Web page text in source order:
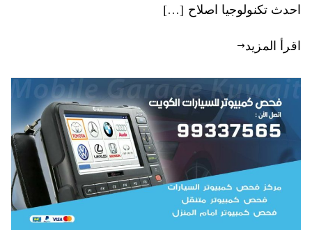
احدث تكنولوجيا اصلاح […]
اقرأ المزيد